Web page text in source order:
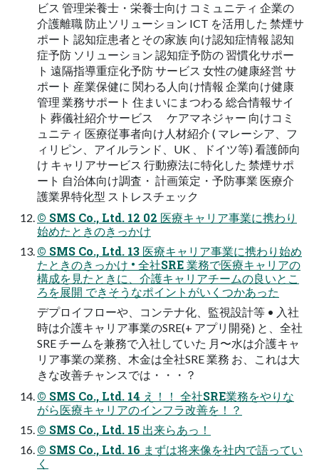
ビス 管理栄養士・栄養士向け コミュニティ 企業の
介護離職 防止ソリューション ICT を活用した 禁煙サ
ポート 認知症患者とその家族 向け認知症情報 認知
症予防 ソリューション 認知症予防の 習慣化サポー
ト 遠隔指導重症化予防 サービス 女性の健康経営 サ
ポート 産業保健に 関わる人向け情報 企業向け健康
管理 業務サポート 住まいにまつわる 総合情報サイ
ト 葬儀社紹介サービス ケアマネジャー 向けコミ
ュニティ 医療従事者向け人材紹介 ( マレーシア、フ
ィリピン、アイルランド、UK 、ドイツ等) 看護師向
け キャリアサービス 行動療法に特化した 禁煙サポ
ート 自治体向け調査・ 計画策定・予防事業 医療介
護業界特化型 ストレスチェック
© SMS Co., Ltd. 12 02 医療キャリア事業に携わり
始めたときのきっかけ
© SMS Co., Ltd. 13 医療キャリア事業に携わり始め
たときのきっかけ • 全社SRE 業務で医療キャリアの
構成を見たときに、介護キャリアチームの良いとこ
ろを展開 できそうなポイントがいくつかあった
デプロイフローや、コンテナ化、監視設計等 • 入社
時は介護キャリア事業のSRE(+ アプリ開発) と、全社
SRE チームを兼務で入社していた 月〜水は介護キャ
リア事業の業務、木金は全社SRE 業務 お、これは大
きな改善チャンスでは・・・？
© SMS Co., Ltd. 14 え！！ 全社SRE業務をやりな
がら医療キャリアのインフラ改善を！？
© SMS Co., Ltd. 15 出来らあっ！
© SMS Co., Ltd. 16 まずは将来像を社内で語ってい
く